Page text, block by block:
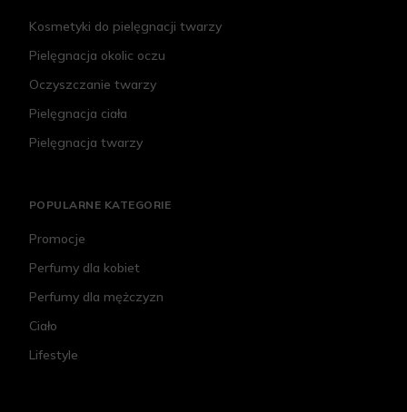
Kosmetyki do pielęgnacji twarzy
Pielęgnacja okolic oczu
Oczyszczanie twarzy
Pielęgnacja ciała
Pielęgnacja twarzy
POPULARNE KATEGORIE
Promocje
Perfumy dla kobiet
Perfumy dla mężczyzn
Ciało
Lifestyle